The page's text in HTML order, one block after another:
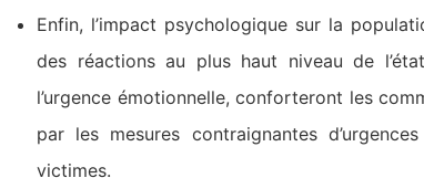
Enfin, l’impact psychologique sur la
des réactions au plus haut niveau de
l’urgence émotionnelle, conforteront les
par les mesures contraignantes
victimes.